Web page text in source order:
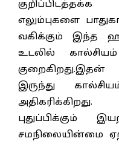
எலும்புகளை
வகிக்கும் இந்த
உடலில்
குறைகிறது.இதன்
இருந்து
புதுப்பிக்கும்
சமநிலையின்மை